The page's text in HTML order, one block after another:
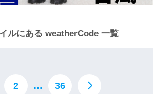
ルにある weatherCode 一覧
2 … 36